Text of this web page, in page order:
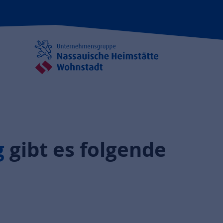
gibt es folgende